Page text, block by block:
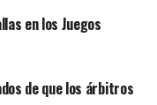
en los Juegos
de que los árbitros